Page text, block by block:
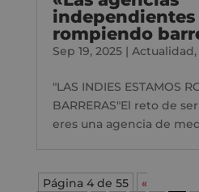
independientes
rompiendo
Sep 19, 2025| Actualidad,
"LAS INDIES ESTAMOS
BARRERAS"El reto de
eres una agencia de
Página 4 de 55
«